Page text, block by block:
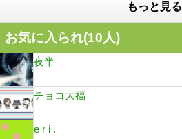
もっと見る
お気に入られ(10人)
夜半
チョコ大福
e r i .